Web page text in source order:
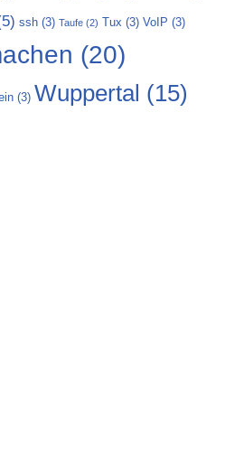
ssh (3) Taufe (2) Tux (3) VoIP (3)
(20)
(3) Wuppertal (15)